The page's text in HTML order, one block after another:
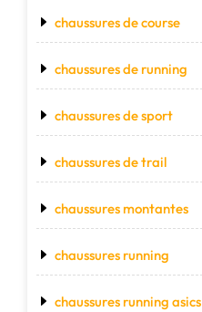
chaussures de course
chaussures de running
chaussures de sport
chaussures de trail
chaussures montantes
chaussures running
chaussures running asics